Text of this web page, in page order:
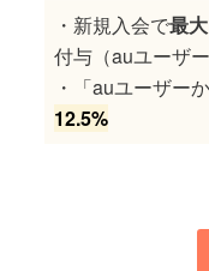
・新規入会で最
付与（auユーザー
・「auユーザー
12.5%